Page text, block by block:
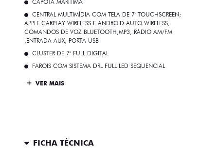
CAPOTA MARÍTIMA
CENTRAL MULTIMÍDIA COM TELA DE 7' TOUCHSCREEN;
APPLE CARPLAY WIRELESS E ANDROID AUTO WIRELESS;
COMANDOS DE VOZ BLUETOOTH,MP3, RÁDIO AM/FM
,ENTRADA AUX, PORTA USB
CLUSTER DE 7" FULL DIGITAL
FAROIS COM SISTEMA DRL FULL LED SEQUENCIAL
VER MAIS
FICHA TÉCNICA